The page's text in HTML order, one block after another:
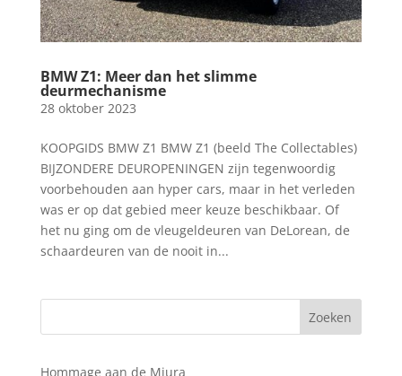
BMW Z1: Meer dan het slimme
deurmechanisme
28 oktober 2023
KOOPGIDS BMW Z1 BMW Z1 (beeld The Collectables)
BIJZONDERE DEUROPENINGEN zijn tegenwoordig
voorbehouden aan hyper cars, maar in het verleden
was er op dat gebied meer keuze beschikbaar. Of
het nu ging om de vleugeldeuren van DeLorean, de
schaardeuren van de nooit in...
Hommage aan de Miura